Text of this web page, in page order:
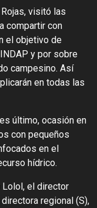
visitó las
compartir con
el objetivo de
y por sobre
campesino. Así
en todas las
último, ocasión en
con pequeños
en el
hídrico.
Lolol, el director
regional (S),